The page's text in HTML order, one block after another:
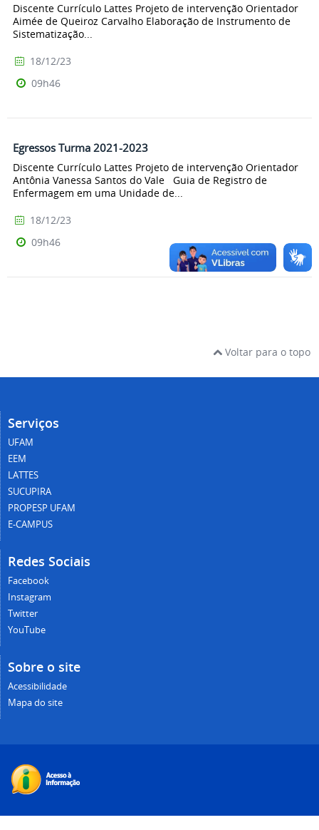
Discente Currículo Lattes Projeto de intervenção Orientador
Aimée de Queiroz Carvalho Elaboração de Instrumento de
Sistematização...
18/12/23
09h46
Egressos Turma 2021-2023
Discente Currículo Lattes Projeto de intervenção Orientador
Antônia Vanessa Santos do Vale Guia de Registro de
Enfermagem em uma Unidade de...
18/12/23
09h46
Voltar para o topo
Serviços
UFAM
EEM
LATTES
SUCUPIRA
PROPESP UFAM
E-CAMPUS
Redes Sociais
Facebook
Instagram
Twitter
YouTube
Sobre o site
Acessibilidade
Mapa do site